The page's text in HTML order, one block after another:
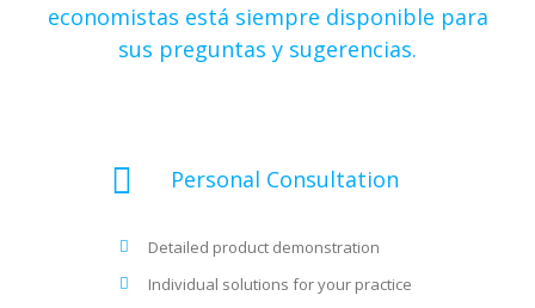
economistas está siempre disponible para
sus preguntas y sugerencias.
Personal Consultation
Detailed product demonstration
Individual solutions for your practice